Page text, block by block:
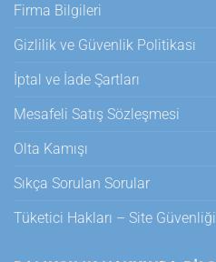
Firma Bilgileri
Gizlilik ve Güvenlik Politikası
İptal ve İade Şartları
Mesafeli Satış Sözleşmesi
Olta Kamışı
Sıkça Sorulan Sorular
Tüketici Hakları – Site